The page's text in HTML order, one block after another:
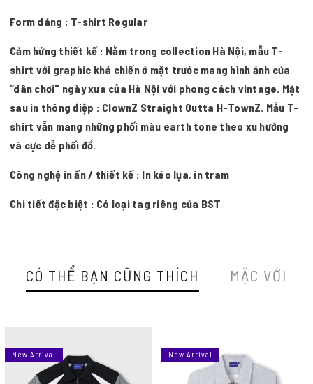
Form dáng : T-shirt Regular
Cảm hứng thiết kế : Nằm trong collection Hà Nội, mẫu T-
shirt với graphic khá chiến ở mặt trước mang hình ảnh của
“dân chơi" ngày xưa của Hà Nội với phong cách vintage. Mặt
sau in thông điệp : ClownZ Straight Outta H-TownZ. Mẫu T-
shirt vẫn mang những phối màu earth tone theo xu hướng
và cực dễ phối đồ.
Công nghệ in ấn / thiết kế : In kéo lụa, in tram
Chi tiết đặc biệt : Có loại tag riêng của BST
CÓ THỂ BẠN CŨNG THÍCH MẶC VỚI
New Arrival New Arrival